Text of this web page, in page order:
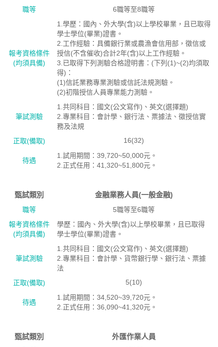
職等 6職等至8職等
報考資格絛件
(均須具備)
1.學歷：國內、外大學(含)以上學校畢業，且已取得
學士學位(畢業)證書。
2.工作經驗：具備銀行業或農漁會信用部，徵信或
授信(不含催收)合計2年(含)以上工作經驗。
3.已取得下列測驗合格證明書：(下列(1)~(2)均須取
得)：
(1)信託業務專業測驗或信託法規測驗。
(2)初階授信人員專業能力測驗。
筆試測驗
1.共同科目：國文(公文寫作)、英文(選擇題)
2.專業科目：會計學、銀行法、票據法、徵授信實
務及法規
正取(備取)
16(32)
待遇
1.試用期間：39,720~50,000元。
2.正式任用：41,320~51,800元。
甄試類別 金融業務人員(一般金融)
職等
5職等至6職等
報考資格絛件
(均須具備)
學歷：國內、外大學(含)以上學校畢業，且已取得
學士學位(畢業)證書。
筆試測驗
1.共同科目：國文(公文寫作)、英文(選擇題)
2.專業科目：會計學、貨幣銀行學、銀行法、票據
法
正取(備取)
5(10)
待遇
1.試用期間：34,520~39,720元。
2.正式任用：36,090~41,320元。
甄試類別 外匯作業人員